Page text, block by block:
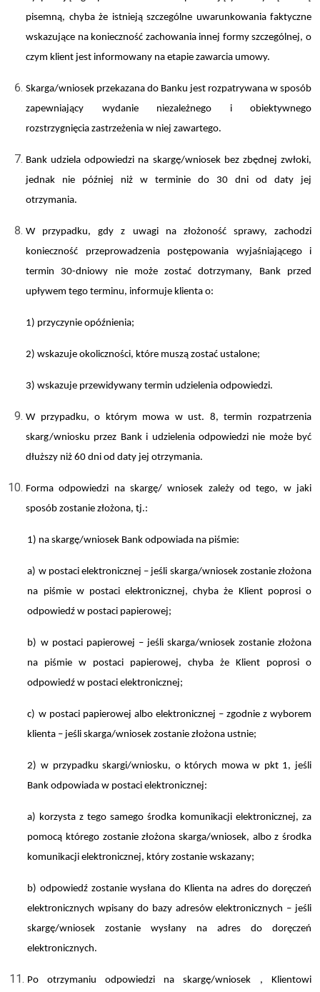
pisemną, chyba że istnieją szczególne uwarunkowania faktyczne
wskazujące na konieczność zachowania innej formy szczególnej, o
czym klient jest informowany na etapie zawarcia umowy.
Skarga/wniosek przekazana do Banku jest rozpatrywana w sposób
zapewniający wydanie niezależnego i obiektywnego
rozstrzygnięcia zastrzeżenia w niej zawartego.
Bank udziela odpowiedzi na skargę/wniosek bez zbędnej zwłoki,
jednak nie później niż w terminie do 30 dni od daty jej
otrzymania.
W przypadku, gdy z uwagi na złożoność sprawy, zachodzi
konieczność przeprowadzenia postępowania wyjaśniającego i
termin 30-dniowy nie może zostać dotrzymany, Bank przed
upływem tego terminu, informuje klienta o:
1) przyczynie opóźnienia;
2) wskazuje okoliczności, które muszą zostać ustalone;
3) wskazuje przewidywany termin udzielenia odpowiedzi.
W przypadku, o którym mowa w ust. 8, termin rozpatrzenia
skarg/wniosku przez Bank i udzielenia odpowiedzi nie może być
dłuższy niż 60 dni od daty jej otrzymania.
Forma odpowiedzi na skargę/ wniosek zależy od tego, w jaki
sposób zostanie złożona, tj.:
1) na skargę/wniosek Bank odpowiada na piśmie:
a) w postaci elektronicznej – jeśli skarga/wniosek zostanie złożona
na piśmie w postaci elektronicznej, chyba że Klient poprosi o
odpowiedź w postaci papierowej;
b) w postaci papierowej – jeśli skarga/wniosek zostanie złożona
na piśmie w postaci papierowej, chyba że Klient poprosi o
odpowiedź w postaci elektronicznej;
c) w postaci papierowej albo elektronicznej – zgodnie z wyborem
klienta – jeśli skarga/wniosek zostanie złożona ustnie;
2) w przypadku skargi/wniosku, o których mowa w pkt 1, jeśli
Bank odpowiada w postaci elektronicznej:
a) korzysta z tego samego środka komunikacji elektronicznej, za
pomocą którego zostanie złożona skarga/wniosek, albo z środka
komunikacji elektronicznej, który zostanie wskazany;
b) odpowiedź zostanie wysłana do Klienta na adres do doręczeń
elektronicznych wpisany do bazy adresów elektronicznych – jeśli
skargę/wniosek zostanie wysłany na adres do doręczeń
elektronicznych.
Po otrzymaniu odpowiedzi na skargę/wniosek
, Klientowi